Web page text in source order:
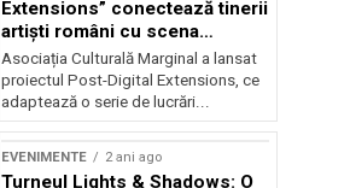
Extensions” conectează tinerii
artiști români cu scena
internațională
Asociația Culturală Marginal a lansat
proiectul Post-Digital Extensions, ce
adaptează o serie de lucrări...
EVENIMENTE 2 ani ago
Turneul Lights & Shadows: O